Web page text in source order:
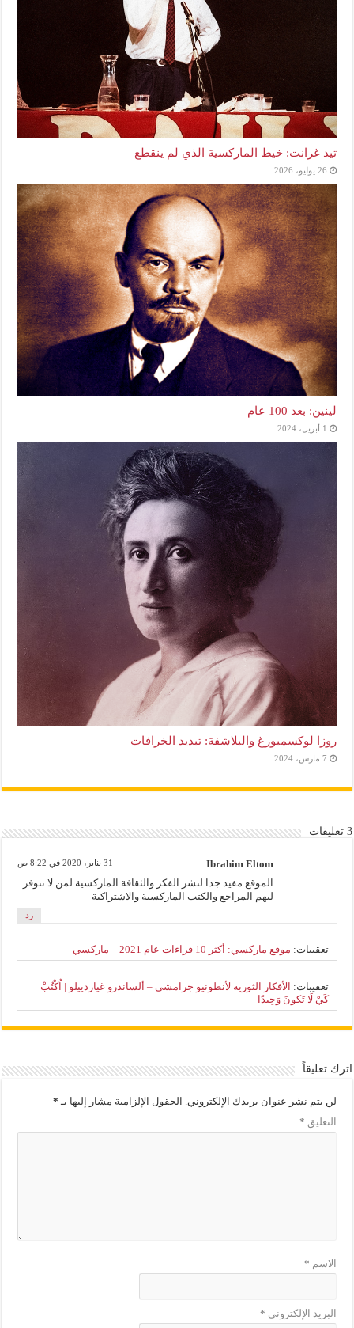
تيد غرانت: خيط الماركسية الذي لم ينقطع
26 يوليو، 2026
لينين: بعد 100 عام
1 أبريل، 2024
روزا لوكسمبورغ والبلاشفة: تبديد الخرافات
7 مارس، 2024
3 تعليقات
Ibrahim Eltom 31 يناير، 2020 في 8:22 ص
الموقع مفيد جدا لنشر الفكر والثقافة الماركسية لمن لا تتوفر
ليهم المراجع والكتب الماركسية والاشتراكية
رد
تعقيبات: موقع ماركسي: أكثر 10 قراءات عام 2021 – ماركسي
تعقيبات: الأفكار الثورية لأنطونيو جرامشي – ألساندرو غياردييلو | اُكْتُبْ
كَيْ لَا تَكونَ وَحِيدًا
اترك تعليقاً
لن يتم نشر عنوان بريدك الإلكتروني. الحقول الإلزامية مشار إليها بـ *
التعليق *
الاسم *
البريد الإلكتروني *